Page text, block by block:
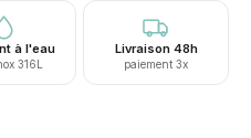
à l'eau
316L
Livraison 48h
paiement 3x